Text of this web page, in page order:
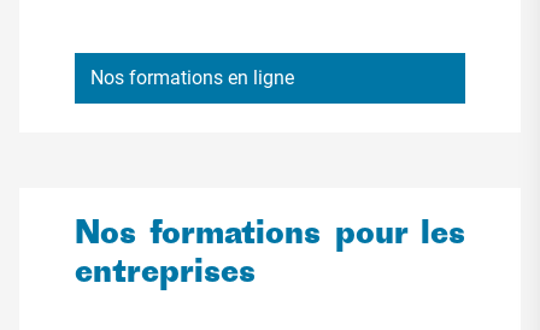
Nos formations en ligne
Nos formations pour les
entreprises